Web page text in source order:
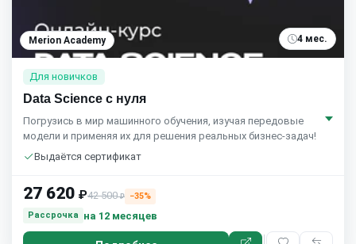
Merion Academy 4 мес.
Для новичков
Data Science с нуля
Погрузись в мир машинного обучения, изучая передовые
модели и применяя их для решения реальных бизнес-задач!
Выдаётся сертификат
27 620 ₽42 500₽
−35%
Рассрочка
на 12 месяцев